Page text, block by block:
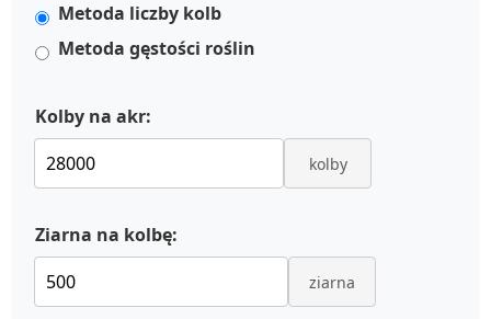
Metoda liczby kolb
Metoda gęstości roślin
Kolby na akr:
kolby
Ziarna na kolbę:
ziarna